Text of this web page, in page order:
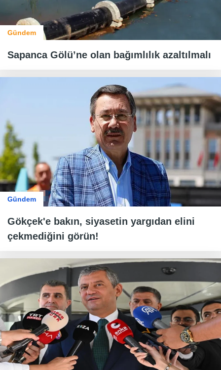
Gündem
Sapanca Gölü’ne olan bağımlılık azaltılmalı
Gündem
Gökçek'e bakın, siyasetin yargıdan elini
çekmediğini görün!